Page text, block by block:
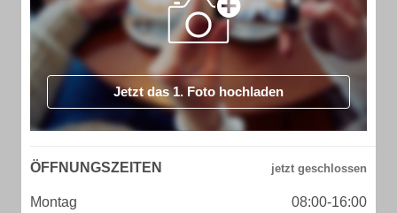
Jetzt das 1. Foto hochladen
ÖFFNUNGSZEITEN
Montag 08:00-16:00